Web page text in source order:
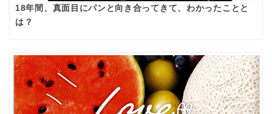
18年間、真面目にパンと向き合ってきて、わかったことと
は？